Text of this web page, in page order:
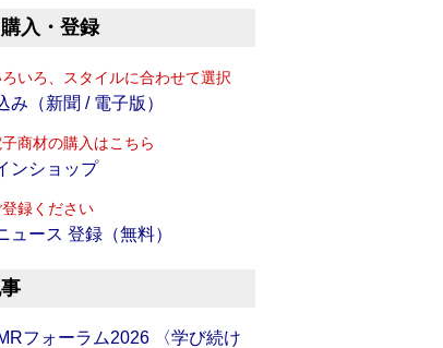
入・登録
いろ、スタイルに合わせて選択
み（新聞 / 電子版）
商材の購入はこちら
ンショップ
登録ください
ュース 登録（無料）
フォーラム2026 〈学び続け